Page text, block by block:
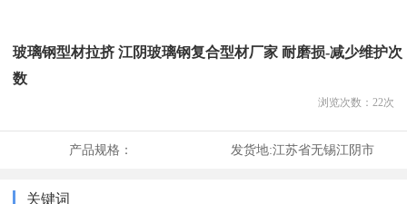
玻璃钢型材拉挤 江阴玻璃钢复合型材厂家 耐磨损-减少维护次
数
浏览次数： 22次
产品规格： 发货地:江苏省无锡江阴市
关键词